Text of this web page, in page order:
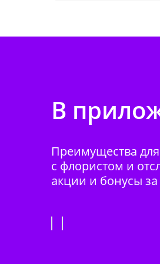
В
Преимущества
с флористом и
акции и бонусы